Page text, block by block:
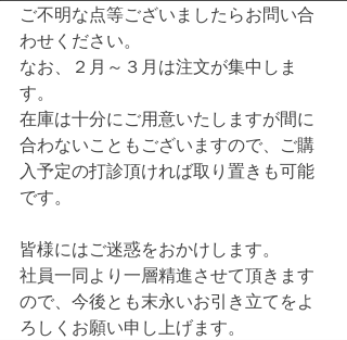
ご不明な点等ございましたらお問い合
わせください。
なお、２月～３月は注文が集中しま
す。
在庫は十分にご用意いたしますが間に
合わないこともございますので、ご購
入予定の打診頂ければ取り置きも可能
です。
皆様にはご迷惑をおかけします。
社員一同より一層精進させて頂きます
ので、今後とも末永いお引き立てをよ
ろしくお願い申し上げます。